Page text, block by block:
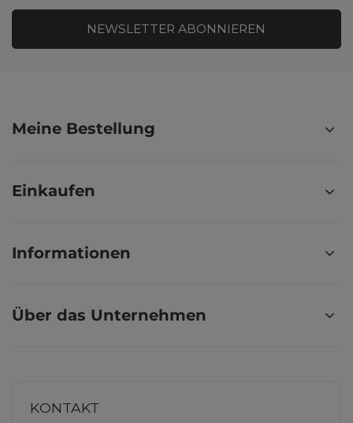
NEWSLETTER ABONNIEREN
Meine Bestellung
Einkaufen
Informationen
Über das Unternehmen
KONTAKT